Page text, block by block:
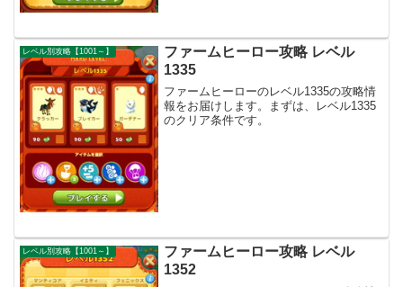
レベル別攻略【1001～】
ファームヒーロー攻略 レベル
1335
ファームヒーローのレベル1335の攻略情
報をお届けします。まずは、レベル1335
のクリア条件です。
レベル別攻略【1001～】
ファームヒーロー攻略 レベル
1352